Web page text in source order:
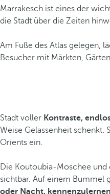
Marrakesch ist eines der
die Stadt über die Zeiten
Am Fuße des Atlas gelegen,
Besucher mit Märkten,
Stadt voller Kontraste,
Weise Gelassenheit schenkt.
Orients ein.
Die Koutoubia-Moschee und
sichtbar. Auf einem Bummel
oder Nacht, kennenzulernen